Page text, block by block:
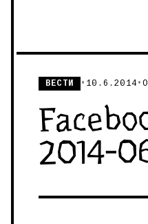
ВЕСТИ • 10.6.2014 •
2014-